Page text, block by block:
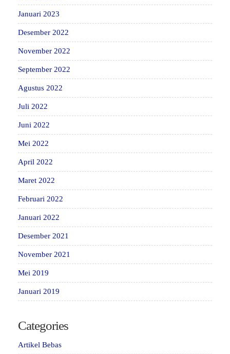
Januari 2023
Desember 2022
November 2022
September 2022
Agustus 2022
Juli 2022
Juni 2022
Mei 2022
April 2022
Maret 2022
Februari 2022
Januari 2022
Desember 2021
November 2021
Mei 2019
Januari 2019
Categories
Artikel Bebas